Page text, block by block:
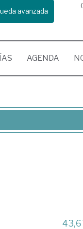
avanzada
AGENDA